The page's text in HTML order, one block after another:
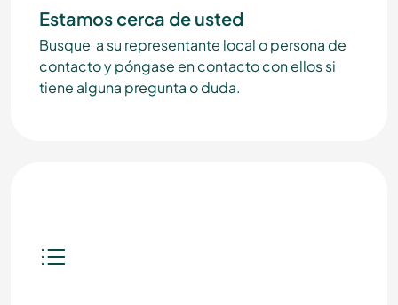
Estamos cerca de usted
Busque a su representante local o persona de
contacto y póngase en contacto con ellos si
tiene alguna pregunta o duda.